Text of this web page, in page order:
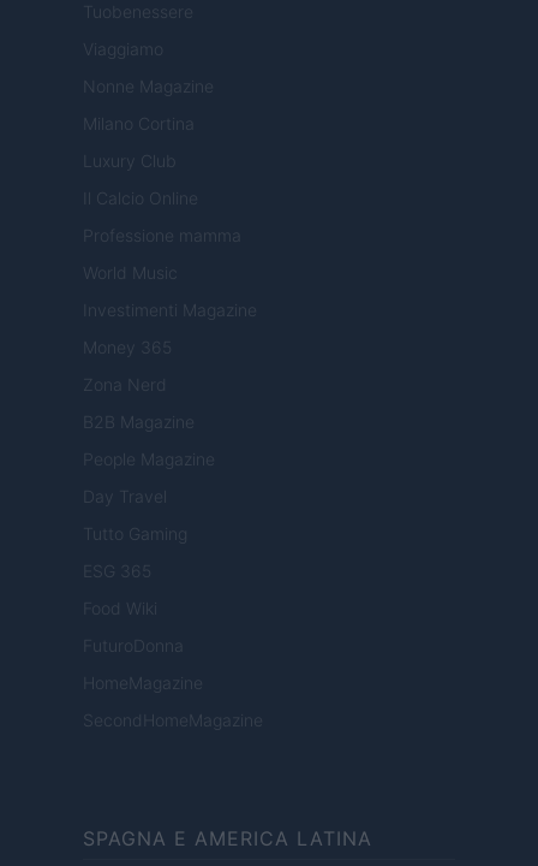
Tuobenessere
Viaggiamo
Nonne Magazine
Milano Cortina
Luxury Club
Il Calcio Online
Professione mamma
World Music
Investimenti Magazine
Money 365
Zona Nerd
B2B Magazine
People Magazine
Day Travel
Tutto Gaming
ESG 365
Food Wiki
FuturoDonna
HomeMagazine
SecondHomeMagazine
SPAGNA E AMERICA LATINA